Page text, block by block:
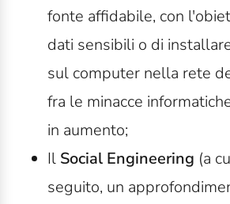
fonte affidabile, con
dati sensibili o di
sul computer nella rete
fra le minacce
in aumento;
Il Social Engineering (a
seguito, un